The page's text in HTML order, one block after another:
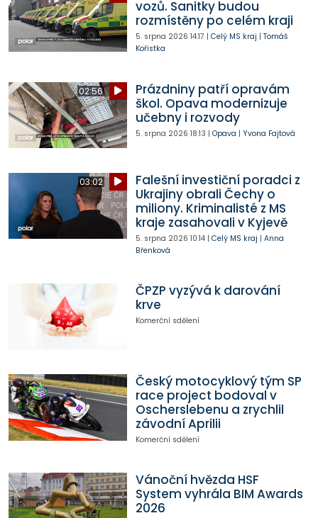
vozů. Sanitky budou
rozmístěny po celém kraji
5. srpna 2026 14:17 | Celý MS kraj | Tomáš
Kořistka
02:56
Prázdniny patří opravám
škol. Opava modernizuje
učebny i rozvody
5. srpna 2026 18:13 | Opava | Yvona Fajtová
03:02
Falešní investiční poradci z
Ukrajiny obrali Čechy o
miliony. Kriminalisté z MS
kraje zasahovali v Kyjevě
5. srpna 2026 10:14| Celý MS kraj | Anna
Břenková
ČPZP vyzývá k darování
krve
Komerční sdělení
Český motocyklový tým SP
race project bodoval v
Oscherslebenu a zrychlil
závodní Aprilii
Komerční sdělení
Vánoční hvězda HSF
System vyhrála BIM Awards
2026